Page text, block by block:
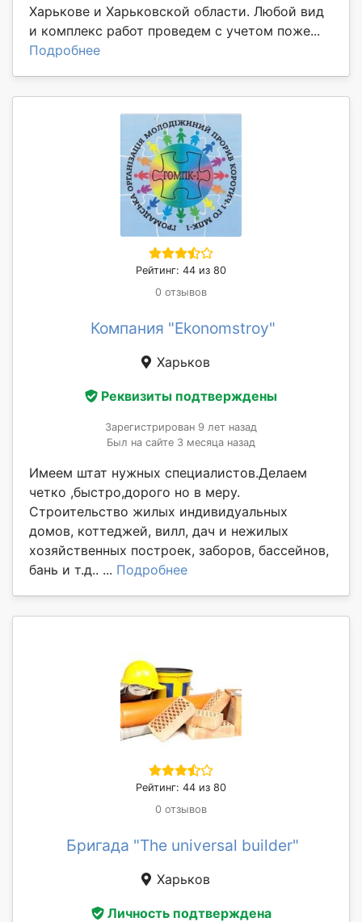
Харькове и Харьковской области. Любой вид
и комплекс работ проведем с учетом поже...
Подробнее
Рейтинг: 44 из 80
0 отзывов
Компания "Ekonomstroy"
Харьков
Реквизиты подтверждены
Зарегистрирован 9 лет назад
Был на сайте 3 месяца назад
Имеем штат нужных специалистов.Делаем
четко ,быстро,дорого но в меру.
Строительство жилых индивидуальных
домов, коттеджей, вилл, дач и нежилых
хозяйственных построек, заборов, бассейнов,
бань и т.д.. ... Подробнее
Рейтинг: 44 из 80
0 отзывов
Бригада "The universal builder"
Харьков
Личность подтверждена